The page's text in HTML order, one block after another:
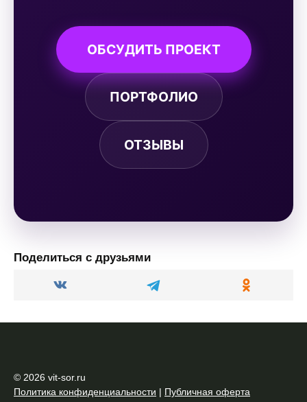
ОБСУДИТЬ ПРОЕКТ
ПОРТФОЛИО
ОТЗЫВЫ
Поделиться с друзьями
© 2026 vit-sor.ru
Политика конфиденциальности | Публичная оферта